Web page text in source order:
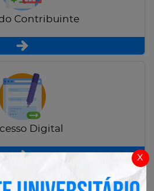
x
Contribuinte
Digital